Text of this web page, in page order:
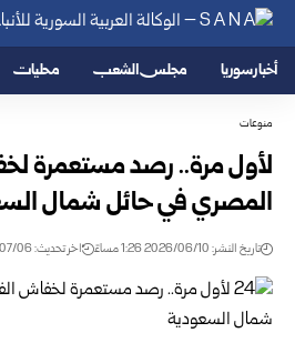
أخبار سوريا مجلس الشعب محليات
منوعات
لأول مرة.. رصد مستعمرة
المصري في حائل شمال
تاريخ النشر: 2026/06/10 1:26 مساءً اخر تحديث: 2026/07/06 5:03 مساءً